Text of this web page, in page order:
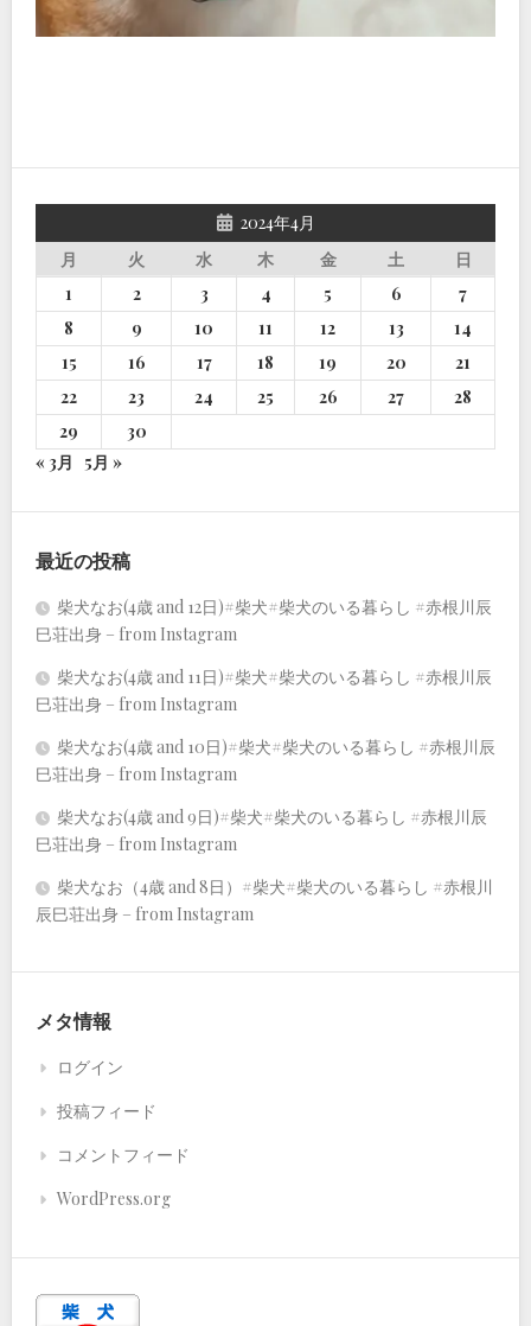
2024年4月
月
火 水 木 金 土
日
1
2 3 4 5 6
7
8
9 10 11 12 13
14
15
16 17 18 19 20
21
22
23 24 25 26 27
28
29
30
« 3月
5月 »
最近の投稿
柴犬なお(4歳 and 12日)#柴犬#柴犬のいる暮らし #赤根川辰
巳荘出身 – from Instagram
柴犬なお(4歳 and 11日)#柴犬#柴犬のいる暮らし #赤根川辰
巳荘出身 – from Instagram
柴犬なお(4歳 and 10日)#柴犬#柴犬のいる暮らし #赤根川辰
巳荘出身 – from Instagram
柴犬なお(4歳 and 9日)#柴犬#柴犬のいる暮らし #赤根川辰
巳荘出身 – from Instagram
柴犬なお（4歳 and 8日）#柴犬#柴犬のいる暮らし #赤根川
辰巳荘出身 – from Instagram
メタ情報
ログイン
投稿フィード
コメントフィード
WordPress.org